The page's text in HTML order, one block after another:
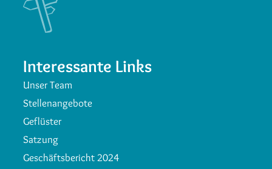
Interessante Links
Unser Team
Stellenangebote
Geflüster
Satzung
Geschäftsbericht 2024